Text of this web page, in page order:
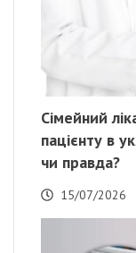
Сімейний
пацієнту в
чи правда?
15/07/2026